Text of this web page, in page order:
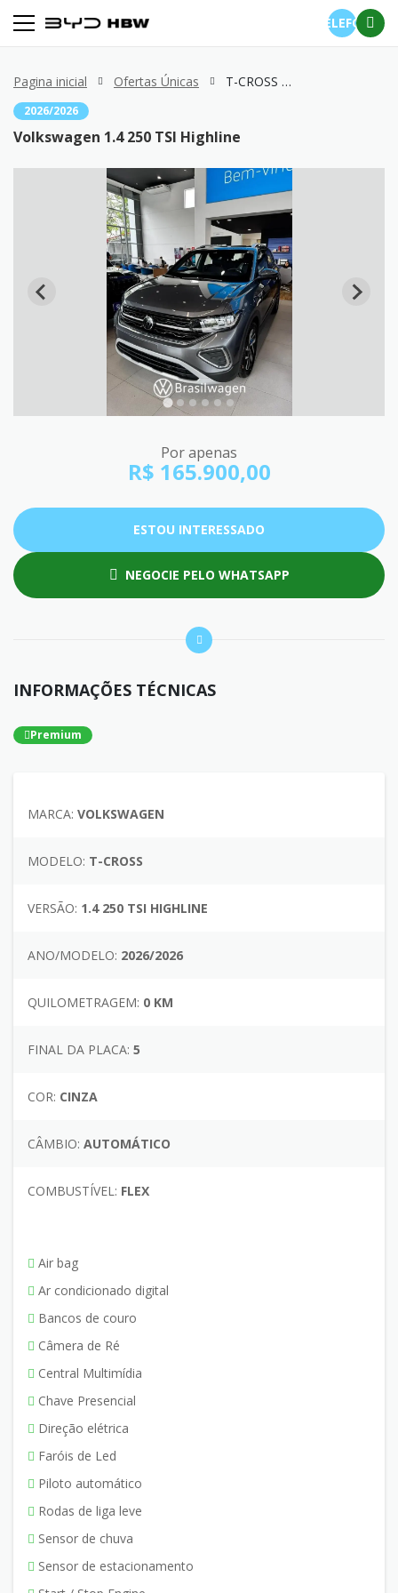
TELEFONE
Pagina inicial Ofertas Únicas T-CROSS 1.4 250 TSI Highline
2026/2026
Volkswagen 1.4 250 TSI Highline
Por apenas
R$ 165.900,00
ESTOU INTERESSADO
NEGOCIE PELO WHATSAPP
INFORMAÇÕES TÉCNICAS
Premium
MARCA: VOLKSWAGEN
MODELO: T-CROSS
VERSÃO: 1.4 250 TSI HIGHLINE
ANO/MODELO: 2026/2026
QUILOMETRAGEM: 0 KM
FINAL DA PLACA: 5
COR: CINZA
CÂMBIO: AUTOMÁTICO
COMBUSTÍVEL: FLEX
Air bag
Ar condicionado digital
Bancos de couro
Câmera de Ré
Central Multimídia
Chave Presencial
Direção elétrica
Faróis de Led
Piloto automático
Rodas de liga leve
Sensor de chuva
Sensor de estacionamento